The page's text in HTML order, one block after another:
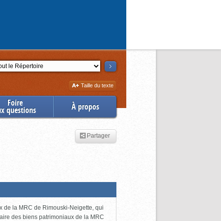
Augmenter
la
Taille du texte
Foire
questions À propos
Partager
de la MRC de Rimouski-Neigette, qui
des biens patrimoniaux de la MRC